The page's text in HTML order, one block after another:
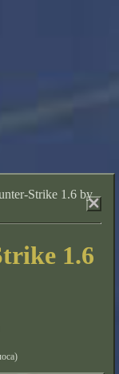
Strike 1.6 by
1.6